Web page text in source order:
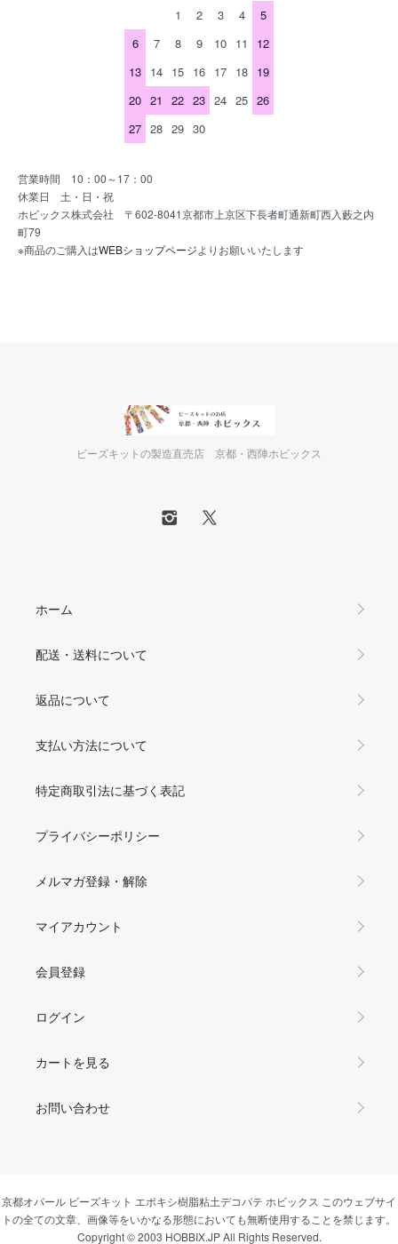
1
2 3 4
5
6
7 8 9 10 11
12
13 14 15 16 17 18 19
20 21 22 23 24 25 26
27 28 29 30
営業時間 10：00～17：00
休業日 土・日・祝
ホビックス株式会社 〒602-8041京都市上京区下長者町通新町西入藪之内
町79
※商品のご購入はWEBショップページよりお願いいたします
ビーズキットの製造直売店 京都・西陣ホビックス
ホーム
配送・送料について
返品について
支払い方法について
特定商取引法に基づく表記
プライバシーポリシー
メルマガ登録・解除
マイアカウント
会員登録
ログイン
カートを見る
お問い合わせ
京都オパール ビーズキット エポキシ樹脂粘土デコパテ ホビックス このウェブサイ
トの全ての文章、画像等をいかなる形態においても無断使用することを禁じます。
Copyright © 2003 HOBBIX.JP All Rights Reserved.